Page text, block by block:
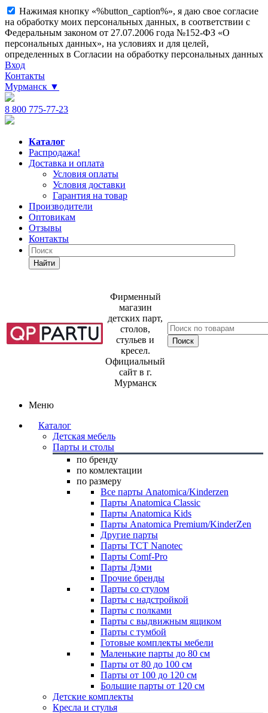
Нажимая кнопку «%button_caption%», я даю свое согласие
на обработку моих персональных данных, в соответствии с
Федеральным законом от 27.07.2006 года №152-ФЗ «О
персональных данных», на условиях и для целей,
определенных в Согласии на обработку персональных данных
Вход
Контакты
Мурманск ▼
8 800 775-77-23
Каталог
Распродажа!
Доставка и оплата
Условия оплаты
Условия доставки
Гарантия на товар
Производители
Оптовикам
Отзывы
Контакты
Найти
Фирменный
магазин
детских парт,
столов,
стульев и
кресел.
Официальный
сайт в г.
Мурманск
Меню
Каталог
Детская мебель
Парты и столы
по бренду
по комлектации
по размеру
Все парты Anatomica/Kinderzen
Парты Anatomica Classic
Парты Anatomica Kids
Парты Anatomica Premium/KinderZen
Другие парты
Парты TCT Nanotec
Парты Comf-Pro
Парты Дэми
Прочие бренды
Парты со стулом
Парты с надстройкой
Парты с полками
Парты с выдвижным ящиком
Парты с тумбой
Готовые комплекты мебели
Маленькие парты до 80 см
Парты от 80 до 100 см
Парты от 100 до 120 см
Большие парты от 120 см
Детские комплекты
Кресла и стулья